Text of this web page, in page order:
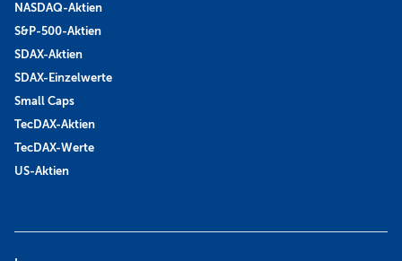
NASDAQ-Aktien
S&P-500-Aktien
SDAX-Aktien
SDAX-Einzelwerte
Small Caps
TecDAX-Aktien
TecDAX-Werte
US-Aktien